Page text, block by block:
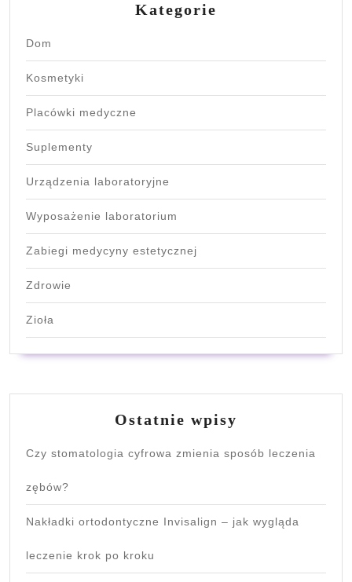
Kategorie
Dom
Kosmetyki
Placówki medyczne
Suplementy
Urządzenia laboratoryjne
Wyposażenie laboratorium
Zabiegi medycyny estetycznej
Zdrowie
Zioła
Ostatnie wpisy
Czy stomatologia cyfrowa zmienia sposób leczenia
zębów?
Nakładki ortodontyczne Invisalign – jak wygląda
leczenie krok po kroku